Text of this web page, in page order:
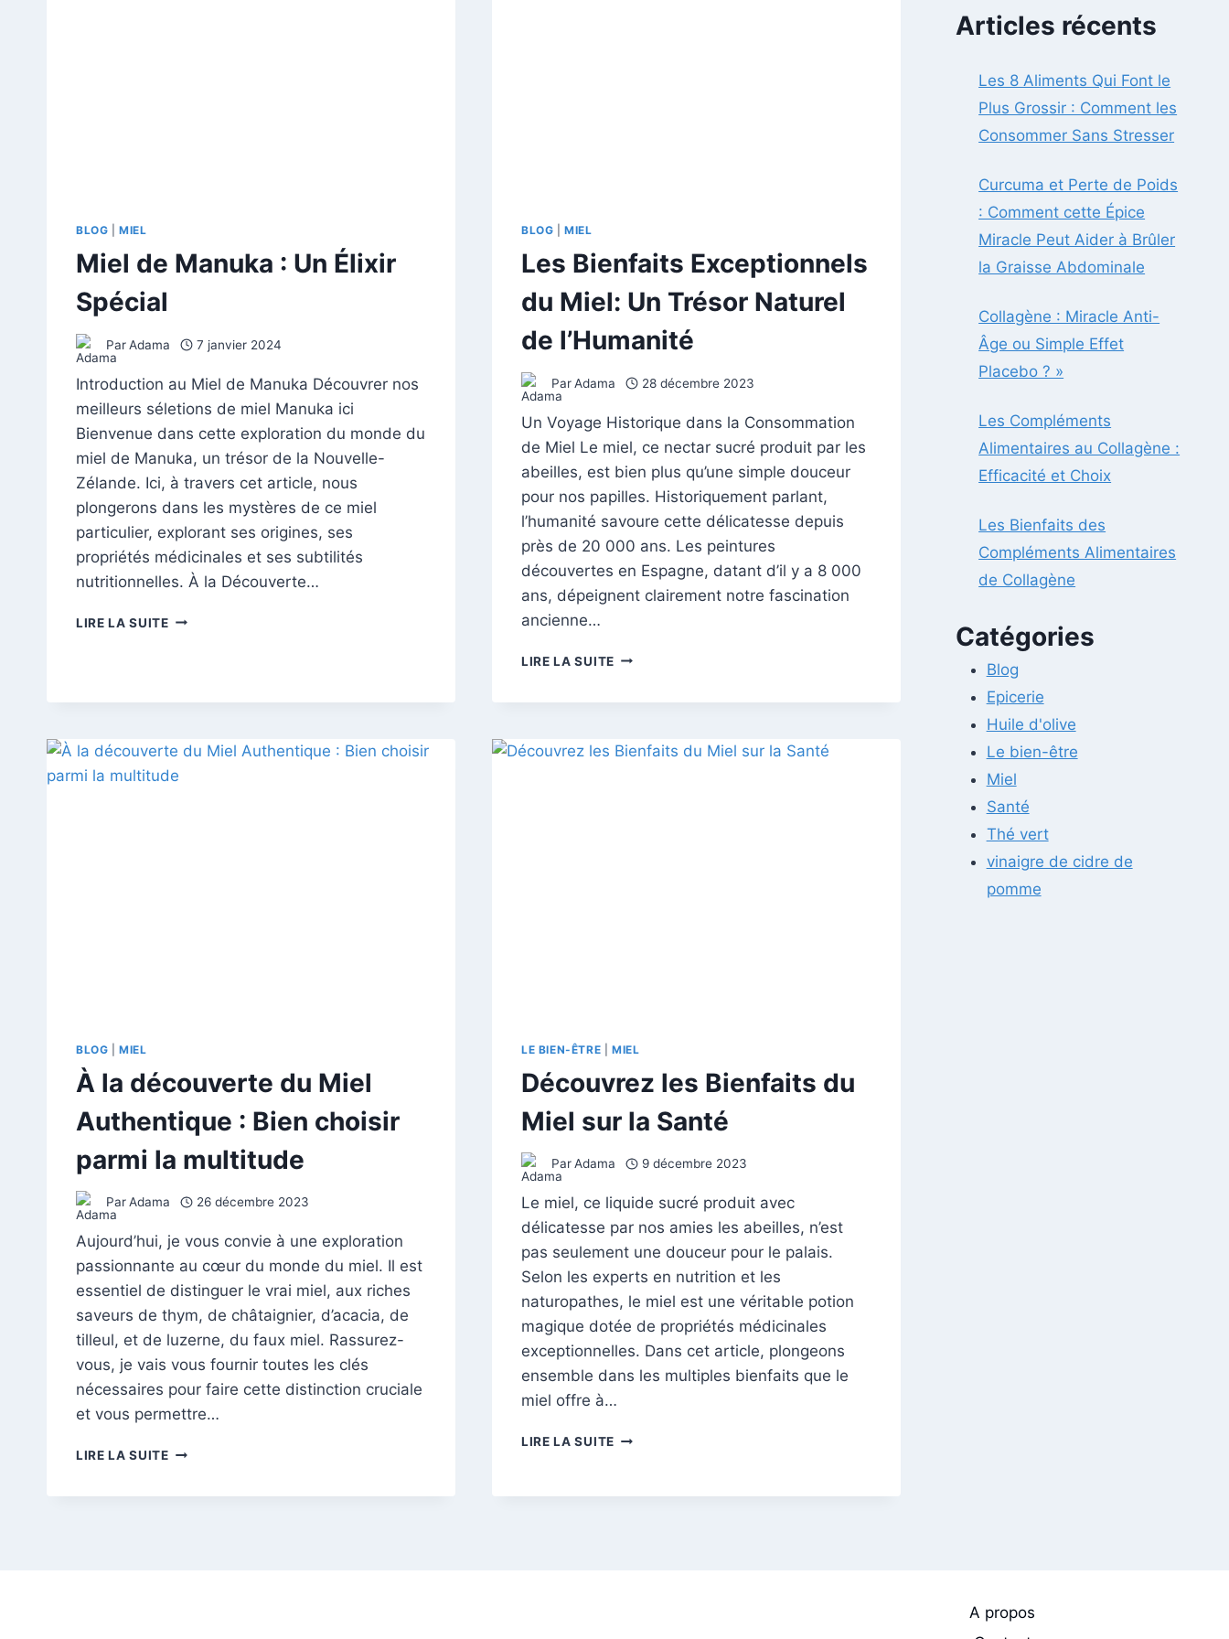
BLOG |MIEL
Miel de Manuka : Un Élixir
Spécial
ParAdama 7 janvier 2024
Introduction au Miel de Manuka Découvrer nos
meilleurs séletions de miel Manuka ici
Bienvenue dans cette exploration du monde du
miel de Manuka, un trésor de la Nouvelle-
Zélande. Ici, à travers cet article, nous
plongerons dans les mystères de ce miel
particulier, explorant ses origines, ses
propriétés médicinales et ses subtilités
nutritionnelles. À la Découverte…
LIRE LA SUITEMIEL
BLOG |MIEL
Les Bienfaits Exceptionnels
du Miel: Un Trésor Naturel
de l’Humanité
Par Adama 28 décembre 2023
Un Voyage Historique dans la Consommation
de Miel Le miel, ce nectar sucré produit par les
abeilles, est bien plus qu’une simple douceur
pour nos papilles. Historiquement parlant,
l’humanité savoure cette délicatesse depuis
près de 20 000 ans. Les peintures
découvertes en Espagne, datant d’il y a 8 000
ans, dépeignent clairement notre fascination
ancienne…
LIRE LA SUITELES
UN
BLOG |MIEL
À la découverte du Miel
Authentique : Bien choisir
parmi la multitude
ParAdama 26 décembre 2023
Aujourd’hui, je vous convie à une exploration
passionnante au cœur du monde du miel. Il est
essentiel de distinguer le vrai miel, aux riches
saveurs de thym, de châtaignier, d’acacia, de
tilleul, et de luzerne, du faux miel. Rassurez-
vous, je vais vous fournir toutes les clés
nécessaires pour faire cette distinction cruciale
et vous permettre…
LIRE LA SUITEÀ
LE BIEN-ÊTRE MIEL
Découvrez les Bienfaits du
Miel sur la Santé
Par Adama 9 décembre 2023
Le miel, ce liquide sucré produit avec
délicatesse par nos amies les abeilles, n’est
pas seulement une douceur pour le palais.
Selon les experts en nutrition et les
naturopathes, le miel est une véritable potion
magique dotée de propriétés médicinales
exceptionnelles. Dans cet article, plongeons
ensemble dans les multiples bienfaits que le
miel offre à…
LIRE LA SUITEDÉCOUVREZ
DU
Articles récents
Les 8 Aliments Qui Font le
Plus Grossir : Comment les
Consommer Sans Stresser
Curcuma et Perte de Poids
: Comment cette Épice
Miracle Peut Aider à Brûler
la Graisse Abdominale
Collagène : Miracle Anti-
Âge ou Simple Effet
Placebo ? »
Les Compléments
Alimentaires au Collagène :
Efficacité et Choix
Les Bienfaits des
Compléments Alimentaires
de Collagène
Catégories
Blog
Epicerie
Huile d'olive
Le bien-être
Miel
Santé
Thé vert
vinaigre de cidre de
pomme
A propos